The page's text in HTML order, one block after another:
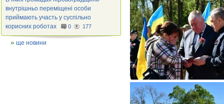
внутрішньо переміщені особи
приймають участь у суспільно
корисних роботах
0 177
ще новини